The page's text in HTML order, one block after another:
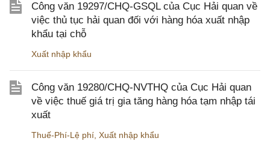
Công văn 19297/CHQ-GSQL của Cục Hải quan về
việc thủ tục hải quan đối với hàng hóa xuất nhập
khẩu tại chỗ
Xuất nhập khẩu
Công văn 19280/CHQ-NVTHQ của Cục Hải quan
về việc thuế giá trị gia tăng hàng hóa tạm nhập tái
xuất
Thuế-Phí-Lệ phí Xuất nhập khẩu